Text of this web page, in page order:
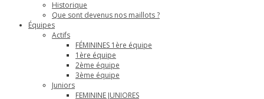
Historique
Que sont devenus nos maillots ?
Équipes
Actifs
FÉMININES 1ère équipe
1ère équipe
2ème équipe
3ème équipe
Juniors
FEMININE JUNIORES